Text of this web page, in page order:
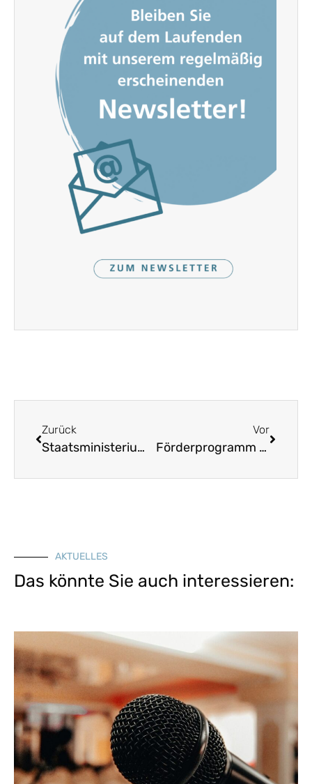
Zurück
Staatsministerium sucht „Young Planners“ zur Mitarbeit am Landesentwicklungsprogramm Bayern
Vor
Förderprogramm für gemeinnützige Vereine „Gemeinsam wirken in Zeiten von Corona“ bis 1. November
AKTUELLES
Das könnte Sie auch interessieren: